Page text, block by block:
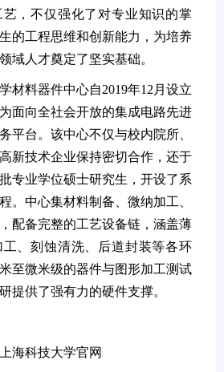
，不仅强化了对专业知识的掌
的工程思维和创新能力，为培养
域人才奠定了坚实基础。
材料器件中心自2019年12月设立
面向全社会开放的集成电路先进
平台。该中心不仅与校内院所、
新技术企业保持密切合作，还于
专业学位硕士研究生，开设了系
。中心集材料制备、微纳加工、
配备完整的工艺设备链，涵盖薄
、刻蚀清洗、后道封装等各环
至微米级的器件与图形加工测试
提供了强有力的硬件支撑。
海科技大学官网